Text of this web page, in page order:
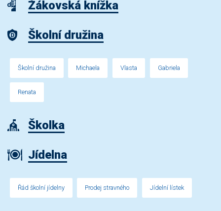
Žákovská knížka
Školní družina
Školní družina Michaela Vlasta Gabriela
Renata
Školka
Jídelna
Řád školní jídelny Prodej stravného Jídelní lístek